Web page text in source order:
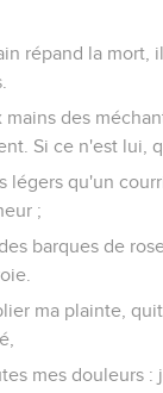
répand la mort,
mains des
Si ce n'est lui,
légers qu'un
;
barques de
ma plainte,
mes douleurs :